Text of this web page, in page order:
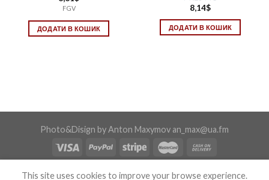
FGV
ДОДАТИ В КОШИК
8,14$
ДОДАТИ В КОШИК
Photo&Disign by Anton Maxymov an_max@ua.fm
This site uses cookies to improve your browse experience.